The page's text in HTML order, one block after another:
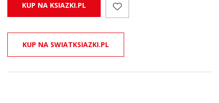
KUP NA KSIAZKI.PL
KUP NA SWIATKSIAZKI.PL